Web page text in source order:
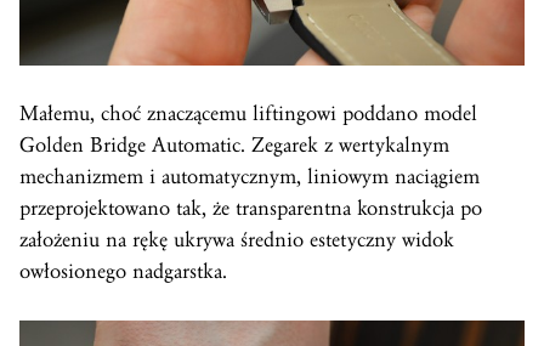
Małemu, choć znaczącemu liftingowi poddano model
Golden Bridge Automatic. Zegarek z wertykalnym
mechanizmem i automatycznym, liniowym naciągiem
przeprojektowano tak, że transparentna konstrukcja po
założeniu na rękę ukrywa średnio estetyczny widok
owłosionego nadgarstka.